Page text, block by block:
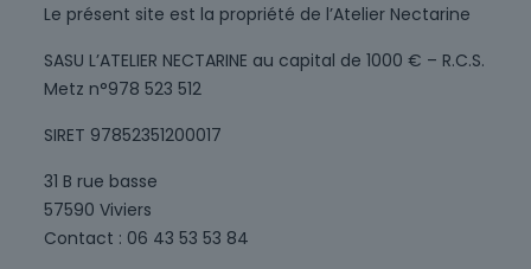
Le présent site est la propriété de l’Atelier Nectarine
SASU L’ATELIER NECTARINE au capital de 1000 € – R.C.S.
Metz n°978 523 512
SIRET 97852351200017
31 B rue basse
57590 Viviers
Contact : 06 43 53 53 84